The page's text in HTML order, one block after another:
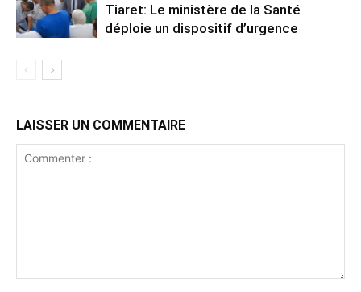
Tiaret: Le ministère de la Santé
déploie un dispositif d’urgence
LAISSER UN COMMENTAIRE